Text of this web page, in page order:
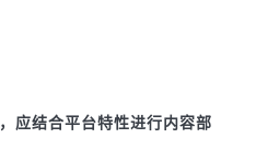
应结合平台特性进行内容部